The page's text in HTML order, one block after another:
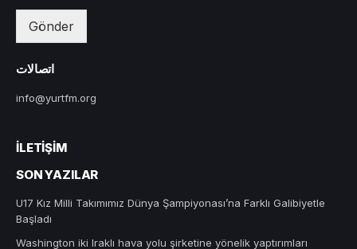
Gönder
اتصالات
info@yurtfm.org
İLETIŞIM
SON YAZILAR
U17 Kız Milli Takımımız Dünya Şampiyonası’na Farklı Galibiyetle
Başladı
Washington iki Iraklı hava yolu şirketine yönelik yaptırımları